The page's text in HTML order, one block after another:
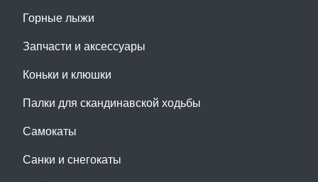
Горные лыжи
Запчасти и аксессуары
Коньки и клюшки
Палки для скандинавской ходьбы
Самокаты
Санки и снегокаты